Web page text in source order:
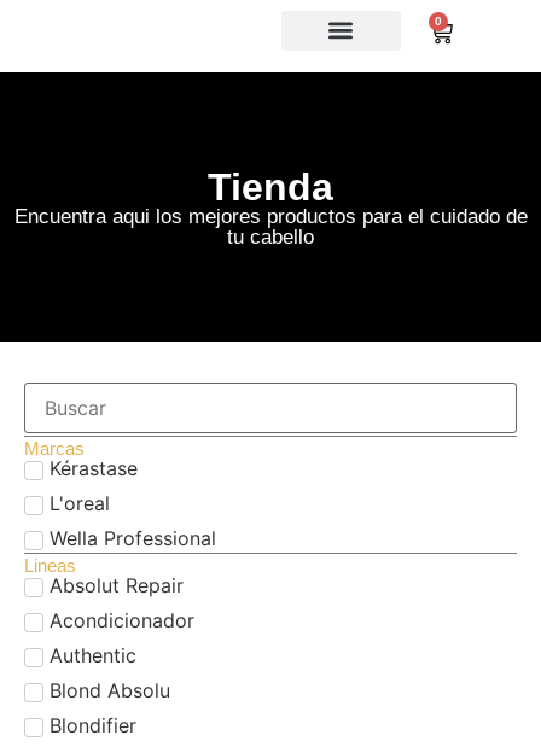
0
Tienda
Encuentra aqui los mejores productos para el cuidado de
tu cabello
Marcas
Kérastase
L'oreal
Wella Professional
Lineas
Absolut Repair
Acondicionador
Authentic
Blond Absolu
Blondifier